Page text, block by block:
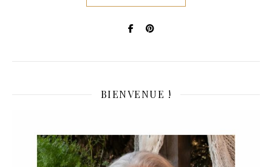
BIENVENUE !